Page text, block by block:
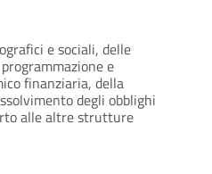
e sociali, delle
e
finanziaria, della
degli obblighi
alle altre strutture